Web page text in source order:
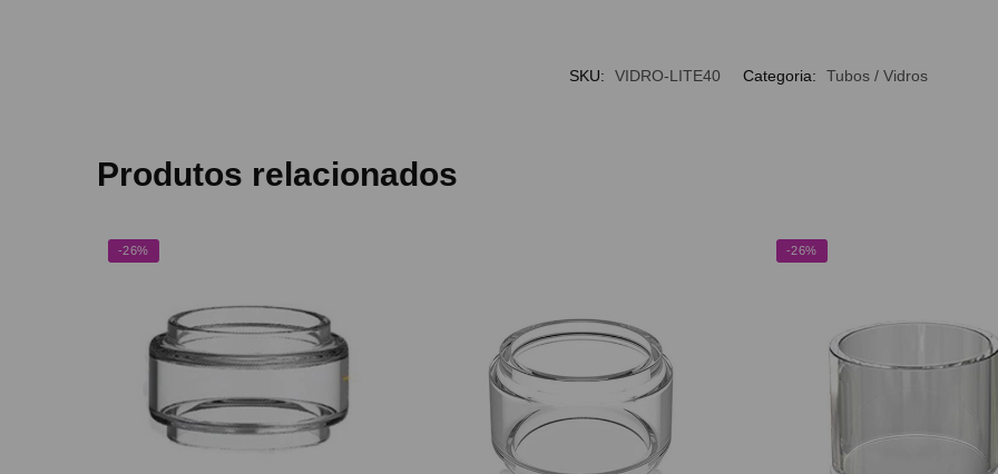
SKU: VIDRO-LITE40 Categoria: Tubos / Vidros
Produtos relacionados
-26% -26%